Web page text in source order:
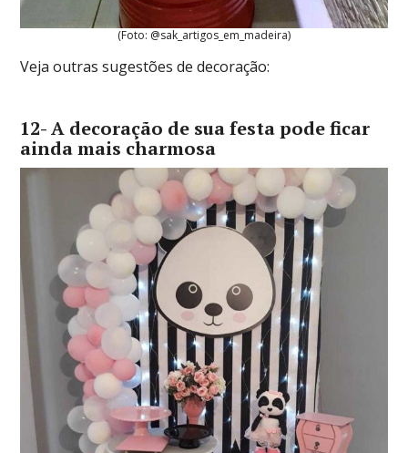
(Foto: @sak_artigos_em_madeira)
Veja outras sugestões de decoração:
12- A decoração de sua festa pode ficar
ainda mais charmosa